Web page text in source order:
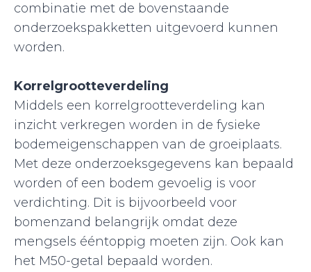
combinatie met de bovenstaande
onderzoekspakketten uitgevoerd kunnen
worden.
Korrelgrootteverdeling
Middels een korrelgrootteverdeling kan
inzicht verkregen worden in de fysieke
bodemeigenschappen van de groeiplaats.
Met deze onderzoeksgegevens kan bepaald
worden of een bodem gevoelig is voor
verdichting. Dit is bijvoorbeeld voor
bomenzand belangrijk omdat deze
mengsels ééntoppig moeten zijn. Ook kan
het M50-getal bepaald worden.